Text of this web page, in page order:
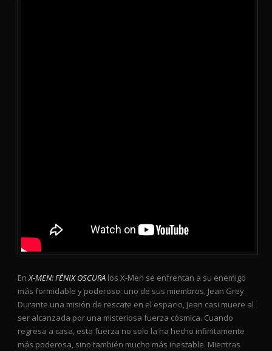
EnX-MEN: FÉNIX OSCURA los X-Men se enfrentan a su enemigo
más formidable y poderoso: uno de sus miembros, Jean Grey.
Durante una misión de rescate en el espacio, Jean casi muere al
ser alcanzada por una misteriosa fuerza cósmica. Cuando
regresa a casa, esta fuerza no solo la ha hecho infinitamente
más poderosa, sino también mucho más inestable. Mientras